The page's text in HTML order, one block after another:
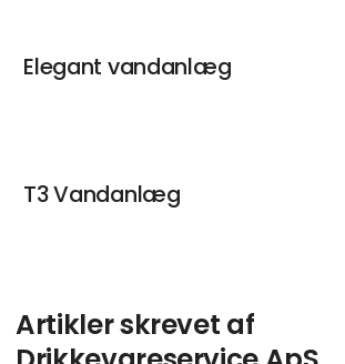
Elegant vandanlæg
T3 Vandanlæg
Artikler skrevet af